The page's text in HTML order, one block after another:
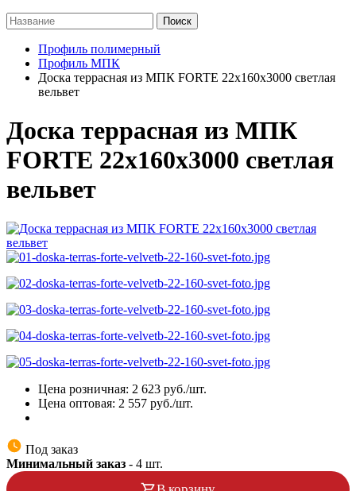
Поиск
Профиль полимерный
Профиль МПК
Доска террасная из МПК FORTE 22х160х3000 светлая
вельвет
Доска террасная из МПК
FORTE 22х160х3000 светлая
вельвет
Цена розничная: 2 623 руб./шт.
Цена оптовая: 2 557 руб./шт.
Под заказ
Минимальный заказ - 4 шт.